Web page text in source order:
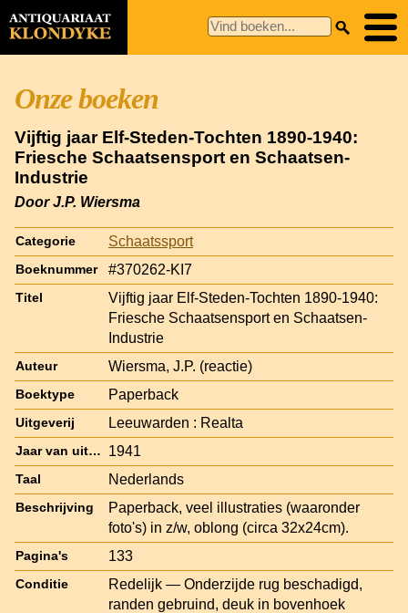
Onze boeken
Vijftig jaar Elf-Steden-Tochten 1890-1940:
Friesche Schaatsensport en Schaatsen-
Industrie
Door J.P. Wiersma
Categorie Schaatssport
Boeknummer #370262-KI7
Titel
Vijftig jaar Elf-Steden-Tochten 1890-1940:
Friesche Schaatsensport en Schaatsen-
Industrie
Auteur Wiersma, J.P. (reactie)
Boektype Paperback
Uitgeverij Leeuwarden : Realta
Jaar van uitgave 1941
Taal Nederlands
Beschrijving
Paperback, veel illustraties (waaronder
foto's) in z/w, oblong (circa 32x24cm).
Pagina's 133
Conditie
Redelijk — Onderzijde rug beschadigd,
randen gebruind, deuk in bovenhoek